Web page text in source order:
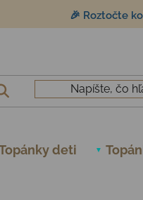
🎉 Roztočte
deti